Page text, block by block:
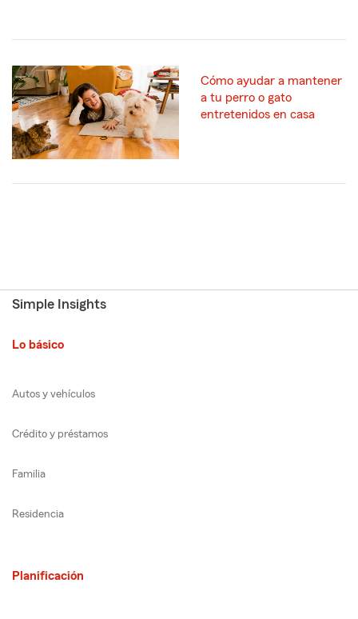
Cómo ayudar a mantener
a tu perro o gato
entretenidos en casa
Simple Insights
Lo básico
Autos y vehículos
Crédito y préstamos
Familia
Residencia
Planificación